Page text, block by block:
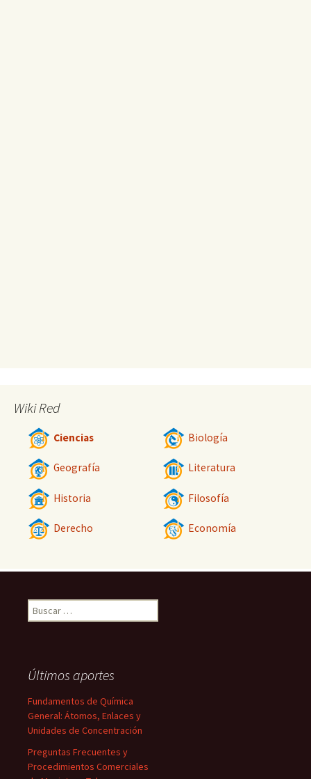
Wiki Red
Ciencias Biología
Geografía Literatura
Historia Filosofía
Derecho Economía
Buscar:
Últimos aportes
Fundamentos de Química
General: Átomos, Enlaces y
Unidades de Concentración
Preguntas Frecuentes y
Procedimientos Comerciales